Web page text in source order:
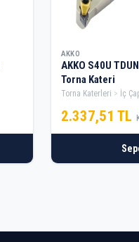
AKKO
AKKO S40U
Torna Kateri
Torna Katerleri İç
2.337,51 TL